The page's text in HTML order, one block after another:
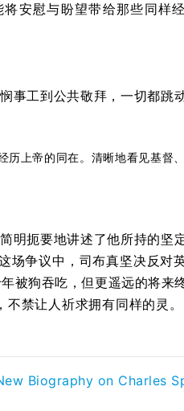
安慰与盼望带给那些同样
事工到公共敬拜，一切都跳
历上帝的同在。清晰地看见基督
明扼要地讲述了他所持的坚
争议中，司布真坚决反对
被狗吞吃，但更遥远的将来
禁让人祈求拥有同样的灵。
Biography on Charles